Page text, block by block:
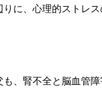
りに、心理的ストレ
も、腎不全と脳血管